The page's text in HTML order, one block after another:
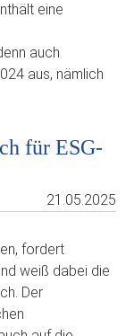
eine
auch
aus, nämlich
für ESG-
21.05.2025
fordert
weiß dabei die
Der